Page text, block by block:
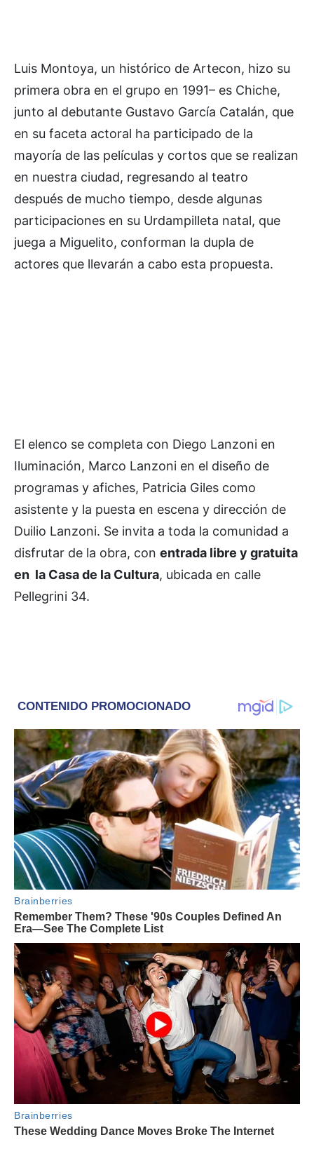
Luis Montoya, un histórico de Artecon, hizo su
primera obra en el grupo en 1991– es Chiche,
junto al debutante Gustavo García Catalán, que
en su faceta actoral ha participado de la
mayoría de las películas y cortos que se realizan
en nuestra ciudad, regresando al teatro
después de mucho tiempo, desde algunas
participaciones en su Urdampilleta natal, que
juega a Miguelito, conforman la dupla de
actores que llevarán a cabo esta propuesta.
El elenco se completa con Diego Lanzoni en
Iluminación, Marco Lanzoni en el diseño de
programas y afiches, Patricia Giles como
asistente y la puesta en escena y dirección de
Duilio Lanzoni. Se invita a toda la comunidad a
disfrutar de la obra, con entrada libre y gratuita
en la Casa de la Cultura, ubicada en calle
Pellegrini 34.